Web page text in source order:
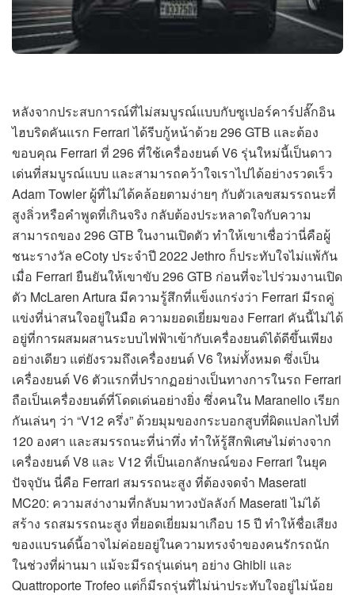
หลังจากประสบการณ์ที่ไม่สมบูรณ์แบบกับซูเปอร์คาร์ปลั๊กอิน
ไฮบริดคันแรก Ferrari ได้รีบกู้หน้าด้วย 296 GTB และต้อง
ขอบคุณ Ferrari ที่ 296 ที่ใช้เครื่องยนต์ V6 รุ่นใหม่นี้เป็นดาว
เด่นที่สมบูรณ์แบบ และสามารถคว้าใจเราไปได้อย่างรวดเร็ว
Adam Towler ผู้ที่ไม่ได้คล้อยตามง่ายๆ กับตัวเลขสมรรถนะที่
สูงลิ่วหรือคำพูดที่เกินจริง กลับต้องประหลาดใจกับความ
สามารถของ 296 GTB ในงานเปิดตัว ทำให้เขาเชื่อว่านี่คือผู้
ชนะรางวัล eCoty ประจำปี 2022 Jethro ก็ประทับใจไม่แพ้กัน
เมื่อ Ferrari ยืนยันให้เขาขับ 296 GTB ก่อนที่จะไปร่วมงานเปิด
ตัว McLaren Artura มีความรู้สึกที่แข็งแกร่งว่า Ferrari มีรถคู่
แข่งที่น่าสนใจอยู่ในมือ ความยอดเยี่ยมของ Ferrari คันนี้ไม่ได้
อยู่ที่การผสมผสานระบบไฟฟ้าเข้ากับเครื่องยนต์ได้ดีขึ้นเพียง
อย่างเดียว แต่ยังรวมถึงเครื่องยนต์ V6 ใหม่ทั้งหมด ซึ่งเป็น
เครื่องยนต์ V6 ตัวแรกที่ปรากฏอย่างเป็นทางการในรถ Ferrari
ถือเป็นเครื่องยนต์ที่โดดเด่นอย่างยิ่ง ซึ่งคนใน Maranello เรียก
กันเล่นๆ ว่า “V12 ครึ่ง” ด้วยมุมของกระบอกสูบที่ผิดแปลกไปที่
120 องศา และสมรรถนะที่น่าทึ่ง ทำให้รู้สึกพิเศษไม่ต่างจาก
เครื่องยนต์ V8 และ V12 ที่เป็นเอกลักษณ์ของ Ferrari ในยุค
ปัจจุบัน นี่คือ Ferrari สมรรถนะสูง ที่ต้องจดจำ Maserati
MC20: ความสง่างามที่กลับมาทวงบัลลังก์ Maserati ไม่ได้
สร้าง รถสมรรถนะสูง ที่ยอดเยี่ยมมาเกือบ 15 ปี ทำให้ชื่อเสียง
ของแบรนด์นี้อาจไม่ค่อยอยู่ในความทรงจำของคนรักรถนัก
ในช่วงที่ผ่านมา แม้จะมีรถรุ่นเด่นๆ อย่าง Ghibli และ
Quattroporte Trofeo แต่ก็มีรถรุ่นที่ไม่น่าประทับใจอยู่ไม่น้อย